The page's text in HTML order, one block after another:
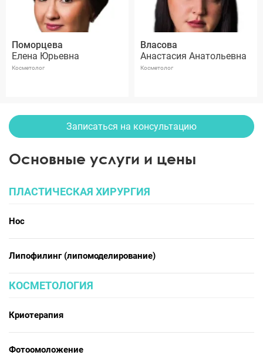
Поморцева
Елена Юрьевна
Косметолог
Власова
Анастасия Анатольевна
Косметолог
Записаться на консультацию
Основные услуги и цены
ПЛАСТИЧЕСКАЯ ХИРУРГИЯ
Нос
Липофилинг (липомоделирование)
КОСМЕТОЛОГИЯ
Криотерапия
Фотоомоложение